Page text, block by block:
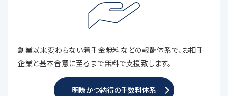
創業以来変わらない着手金無料などの報酬体系で、お相手
企業と基本合意に至るまで無料で支援致します。
明瞭かつ納得の手数料体系